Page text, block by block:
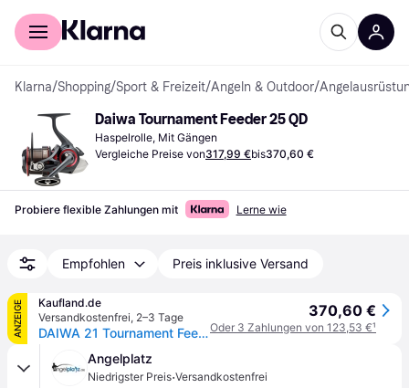
Für Shopper
Klarna/Shopping/Sport & Freizeit/Angeln & Outdoor/
Daiwa Tournament Feeder 25 QD
Haspelrolle, Mit Gängen
Vergleiche Preise von317,99 €bis370,60 €
Probiere flexible Zahlungen mit Lerne wie
Empfohlen Preis inklusive Versand
ANZEIGE
Kaufland.de
Versandkostenfrei, 2–3 Tage
DAIWA 21 Tournament Feeder 25 QD, Beidhändig, Weitwurf Angelrolle, Frontbremse, 10924-025
370,60 €
Oder 3 Zahlungen von 123,53 €¹
Angelplatz
Niedrigster Preis·Versandkostenfrei